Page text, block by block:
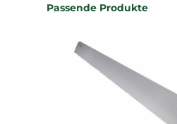
Produktgalerie überspringen
Passende Produkte